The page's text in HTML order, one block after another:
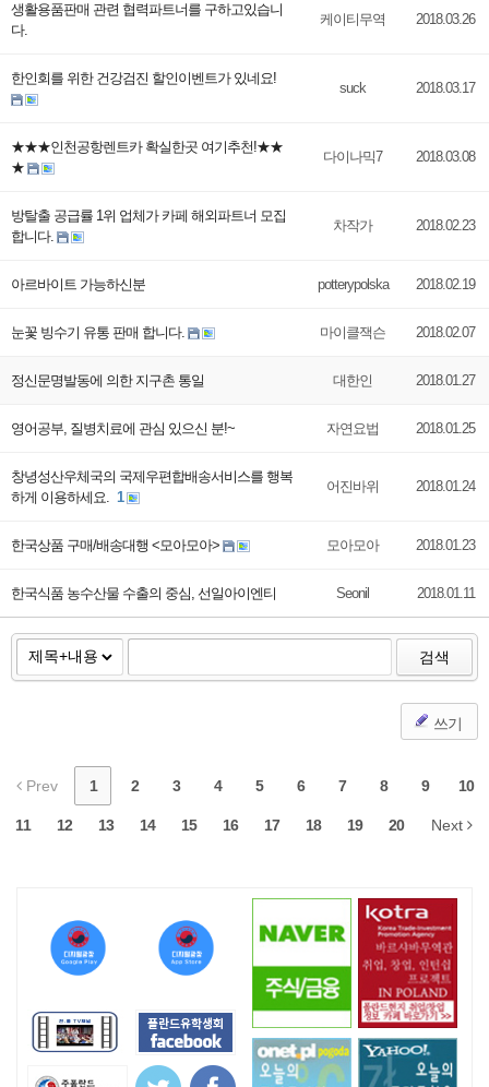
생활용품판매 관련 협력파트너를 구하고있습니
다.
케이티무역 2018.03.26
한인회를 위한 건강검진 할인이벤트가 있네요!
suck 2018.03.17
★★★인천공항렌트카 확실한곳 여기추천!★★
★
다이나믹7 2018.03.08
방탈출 공급률 1위 업체가 카페 해외파트너 모집
합니다.
차작가 2018.02.23
아르바이트 가능하신분 potterypolska 2018.02.19
눈꽃 빙수기 유통 판매 합니다. 마이클잭슨 2018.02.07
정신문명발동에 의한 지구촌 통일 대한인 2018.01.27
영어공부, 질병치료에 관심 있으신 분!~ 자연요법 2018.01.25
창녕성산우체국의 국제우편합배송서비스를 행복
하게 이용하세요. 1
어진바위 2018.01.24
한국상품 구매/배송대행 <모아모아> 모아모아 2018.01.23
한국식품 농수산물 수출의 중심, 선일아이엔티 Seonil 2018.01.11
검색
쓰기
Prev 1 2 3 4 5 6 7 8 9 10
11 12 13 14 15 16 17 18 19 20 Next